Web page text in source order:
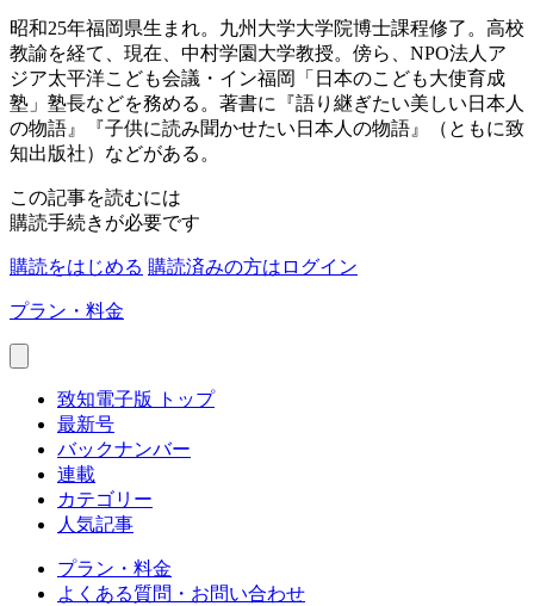
昭和25年福岡県生まれ。九州大学大学院博士課程修了。高校
教諭を経て、現在、中村学園大学教授。傍ら、NPO法人ア
ジア太平洋こども会議・イン福岡「日本のこども大使育成
塾」塾長などを務める。著書に『語り継ぎたい美しい日本人
の物語』『子供に読み聞かせたい日本人の物語』（ともに致
知出版社）などがある。
この記事を読むには
購読手続きが必要です
購読をはじめる 購読済みの方はログイン
プラン・料金
致知電子版 トップ
最新号
バックナンバー
連載
カテゴリー
人気記事
プラン・料金
よくある質問・お問い合わせ